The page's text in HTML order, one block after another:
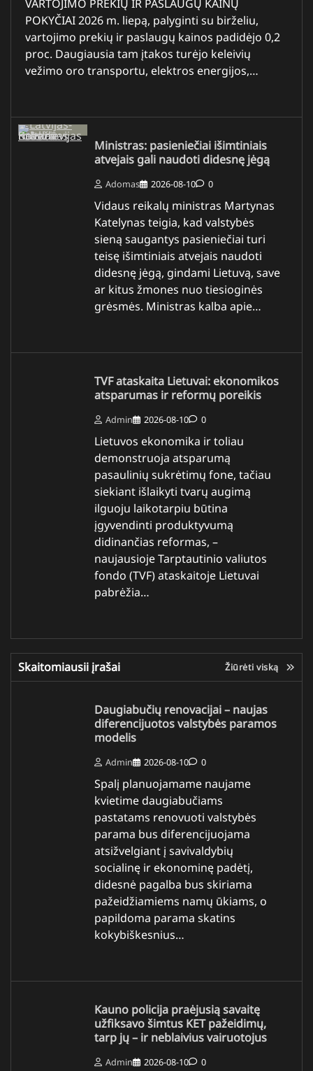
VARTOJIMO PREKIŲ IR PASLAUGŲ KAINŲ
POKYČIAI 2026 m. liepą, palyginti su birželiu,
vartojimo prekių ir paslaugų kainos padidėjo 0,2
proc. Daugiausia tam įtakos turėjo keleivių
vežimo oro transportu, elektros energijos,…
Ministras: pasieniečiai išimtiniais
atvejais gali naudoti didesnę jėgą
Adomas 2026-08-10 0
Vidaus reikalų ministras Martynas
Katelynas teigia, kad valstybės
sieną saugantys pasieniečiai turi
teisę išimtiniais atvejais naudoti
didesnę jėgą, gindami Lietuvą, save
ar kitus žmones nuo tiesioginės
grėsmės. Ministras kalba apie…
TVF ataskaita Lietuvai: ekonomikos
atsparumas ir reformų poreikis
Admin 2026-08-10 0
Lietuvos ekonomika ir toliau
demonstruoja atsparumą
pasaulinių sukrėtimų fone, tačiau
siekiant išlaikyti tvarų augimą
ilguoju laikotarpiu būtina
įgyvendinti produktyvumą
didinančias reformas, –
naujausioje Tarptautinio valiutos
fondo (TVF) ataskaitoje Lietuvai
pabrėžia…
Skaitomiausii įrašai Žiūrėti viską
Daugiabučių renovacijai – naujas
diferencijuotos valstybės paramos
modelis
Admin 2026-08-10 0
Spalį planuojamame naujame
kvietime daugiabučiams
pastatams renovuoti valstybės
parama bus diferencijuojama
atsižvelgiant į savivaldybių
socialinę ir ekonominę padėtį,
didesnė pagalba bus skiriama
pažeidžiamiems namų ūkiams, o
papildoma parama skatins
kokybiškesnius…
Kauno policija praėjusią savaitę
užfiksavo šimtus KET pažeidimų,
tarp jų – ir neblaivius vairuotojus
Admin 2026-08-10 0